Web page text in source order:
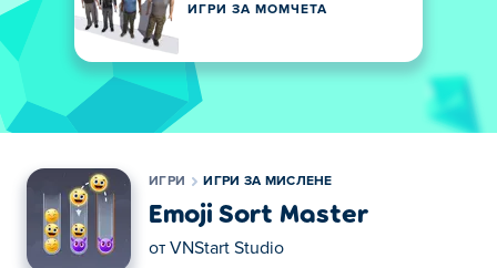
ИГРИ ЗА МОМЧЕТА
ИГРИ ИГРИ ЗА МИСЛЕНЕ
Emoji Sort Master
от VNStart Studio